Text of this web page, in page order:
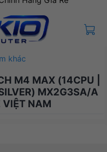
khác
M4 MAX (14CPU |
MX2G3SA/A
VIỆT NAM